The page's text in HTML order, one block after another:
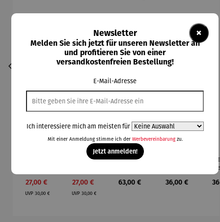
Durchschnittliche Bewertung von 5 von 5 Sternen
Verkaufspreis:
27,00 €
UVP Regulärer Preis:
30,00 €
Armband |
- Beach 01
Verkaufspreis:
27,00 €
UVPRegulärer Preis:
30,00 €
Armband |
| 01
Bohemia
Regulärer Preis:
63,00 €
rot India
Antik
Regulärer Preis:
36,00 €
×
Newsletter
Melden Sie sich jetzt für unseren Newsletter an
und profitieren Sie von einer
versandkostenfreien Bestellung!
E-Mail-Adresse
Ich interessiere mich am meisten für
Mit einer Anmeldung stimme ich der Werbevereinbarungzu.
Jetzt anmelden!